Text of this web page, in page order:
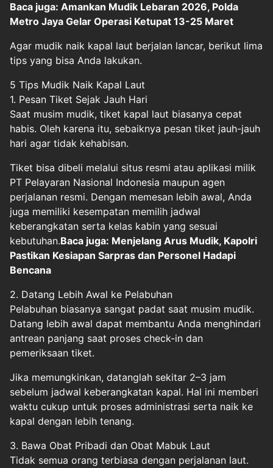
Baca juga: Amankan Mudik Lebaran 2026, Polda
Metro Jaya Gelar Operasi Ketupat 13-25 Maret
Agar mudik naik kapal laut berjalan lancar, berikut lima
tips yang bisa Anda lakukan.
5 Tips Mudik Naik Kapal Laut
1. Pesan Tiket Sejak Jauh Hari
Saat musim mudik, tiket kapal laut biasanya cepat
habis. Oleh karena itu, sebaiknya pesan tiket jauh-jauh
hari agar tidak kehabisan.
Tiket bisa dibeli melalui situs resmi atau aplikasi milik
PT Pelayaran Nasional Indonesia maupun agen
perjalanan resmi. Dengan memesan lebih awal, Anda
juga memiliki kesempatan memilih jadwal
keberangkatan serta kelas kabin yang sesuai
kebutuhan.Baca juga: Menjelang Arus Mudik, Kapolri
Pastikan Kesiapan Sarpras dan Personel Hadapi
Bencana
2. Datang Lebih Awal ke Pelabuhan
Pelabuhan biasanya sangat padat saat musim mudik.
Datang lebih awal dapat membantu Anda menghindari
antrean panjang saat proses check-in dan
pemeriksaan tiket.
Jika memungkinkan, datanglah sekitar 2–3 jam
sebelum jadwal keberangkatan kapal. Hal ini memberi
waktu cukup untuk proses administrasi serta naik ke
kapal dengan lebih tenang.
3. Bawa Obat Pribadi dan Obat Mabuk Laut
Tidak semua orang terbiasa dengan perjalanan laut.